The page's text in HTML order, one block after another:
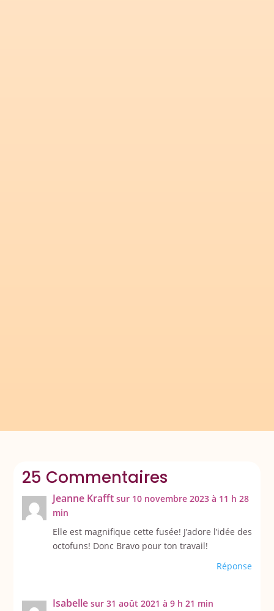
25 Commentaires
Jeanne Krafft sur 10 novembre 2023 à 11 h 28
min
Elle est magnifique cette fusée! J’adore l’idée des
octofuns! Donc Bravo pour ton travail!
Réponse
Isabelle sur 31 août 2021 à 9 h 21 min